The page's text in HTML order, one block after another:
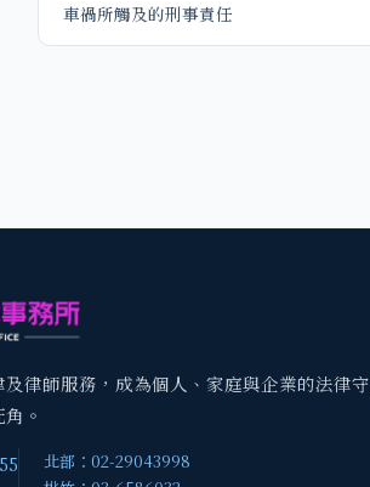
車禍所觸及的刑事責任
律師服務，成為個人、家庭與企業的法律守
。
北部：02-29043998